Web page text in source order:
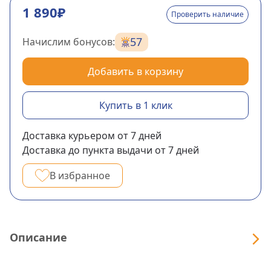
1 890₽ Проверить наличие
Начислим бонусов: 57
Добавить в корзину
Купить в 1 клик
Доставка курьером от 7дней
Доставка до пункта выдачи от 7дней
В избранное
Описание